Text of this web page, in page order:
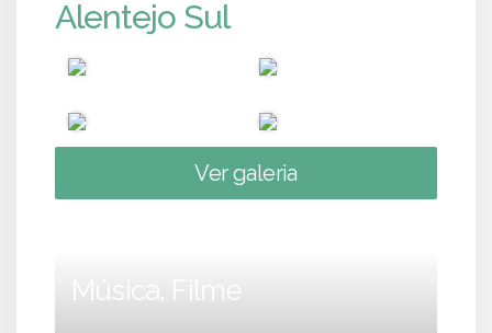
Alentejo Sul
Ver galeria
Música, Filme